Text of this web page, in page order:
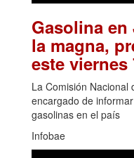
Gasolina
la magna,
este
La Comisión Nacional
encargado de
gasolinas en el país
Infobae